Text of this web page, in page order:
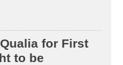
for First
to be